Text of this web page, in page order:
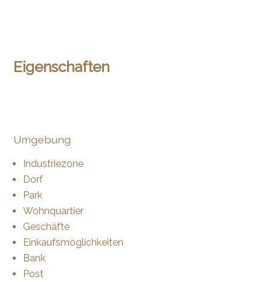
Eigenschaften
Umgebung
Industriezone
Dorf
Park
Wohnquartier
Geschäfte
Einkaufsmöglichkeiten
Bank
Post